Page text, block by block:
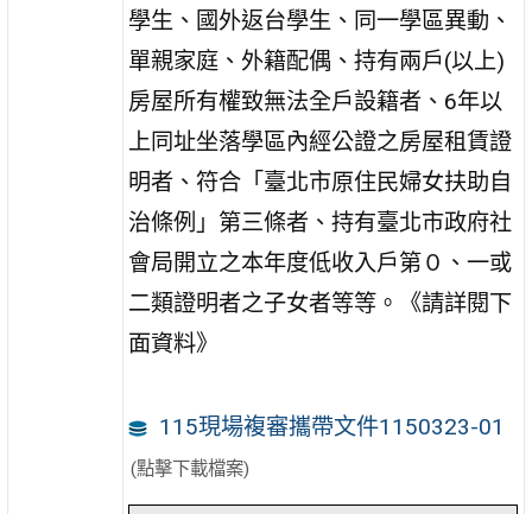
學生、國外返台學生、同一學區異動、
單親家庭、外籍配偶、持有兩戶(以上)
房屋所有權致無法全戶設籍者、6年以
上同址坐落學區內經公證之房屋租賃證
明者、符合「臺北市原住民婦女扶助自
治條例」第三條者、持有臺北市政府社
會局開立之本年度低收入戶第０、一或
二類證明者之子女者等等。《請詳閱下
面資料》
115現場複審攜帶文件1150323-01
(點擊下載檔案)